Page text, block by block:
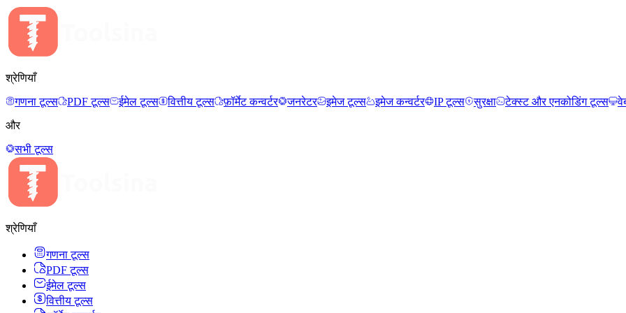
श्रेणियाँ
गणना टूल्स
PDF टूल्स ईमेल टूल्स वित्तीय टूल्स फ़ॉर्मेट कन्वर्टर जनरेटर इमेज टूल्स इमेज कन्वर्टर IP टूल्स सुरक्षा टेक्स्ट और एनकोडिंग टूल्स
और
सभी टूल्स
श्रेणियाँ
गणना टूल्स
PDF टूल्स
ईमेल टूल्स
वित्तीय टूल्स